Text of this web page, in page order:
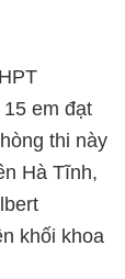
em đạt
thi này
Hà Tĩnh,
khối khoa